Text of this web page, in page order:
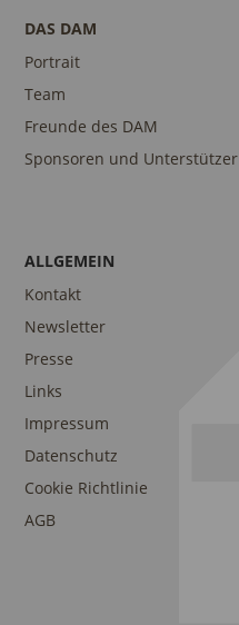
DAS DAM
Portrait
Team
Freunde des DAM
Sponsoren und Unterstützer
ALLGEMEIN
Kontakt
Newsletter
Presse
Links
Impressum
Datenschutz
Cookie Richtlinie
AGB